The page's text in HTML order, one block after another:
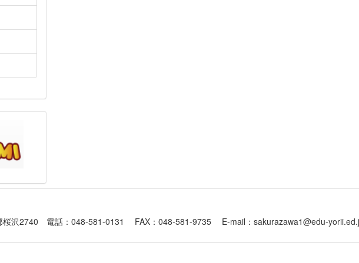
沢2740 電話：048-581-0131 FAX：048-581-9735 E-mail：sakurazawa1@edu-